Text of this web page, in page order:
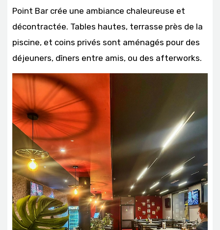
Point Bar crée une ambiance chaleureuse et
décontractée. Tables hautes, terrasse près de la
piscine, et coins privés sont aménagés pour des
déjeuners, dîners entre amis, ou des afterworks.